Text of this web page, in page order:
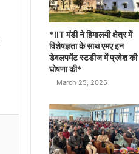
*IIT मंडी ने हिमालयी क्षेत्र में
विशेषज्ञता के साथ एमए इन
डेवलपमेंट स्टडीज में प्रवेश की
घोषणा की*
March 25, 2025